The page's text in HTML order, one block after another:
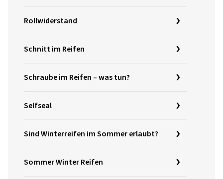
Rollwiderstand
Schnitt im Reifen
Schraube im Reifen – was tun?
Selfseal
Sind Winterreifen im Sommer erlaubt?
Sommer Winter Reifen